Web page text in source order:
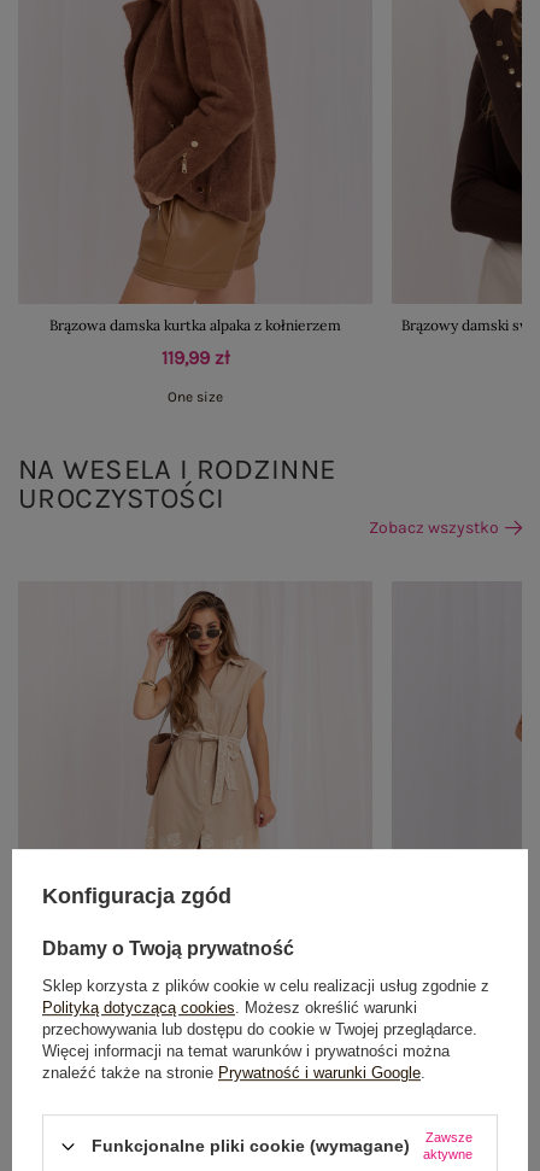
Brązowa damska kurtka alpaka z kołnierzem
119,99 zł
One size
Brązowy damski
NA WESELA I RODZINNE
UROCZYSTOŚCI
Zobacz wszystko
Beżowa koszulowa sukienka z domieszką lnu
S MLXL
Jasnoniebieski
Konfiguracja zgód
Dbamy o Twoją prywatność
Sklep korzysta z plików cookie w celu realizacji usług zgodnie z
Polityką dotyczącą cookies. Możesz określić warunki
przechowywania lub dostępu do cookie w Twojej przeglądarce.
Więcej informacji na temat warunków i prywatności można
znaleźć także na stronie Prywatność i warunki Google.
Funkcjonalne pliki cookie (wymagane)
Zawsze
aktywne